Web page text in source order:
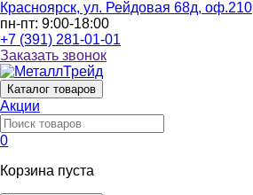
Красноярск, ул. Рейдовая 68д, оф.210
пн-пт: 9:00-18:00
+7 (391) 281-01-01
Заказать звонок
Каталог товаров
Акции
0
Корзина пуста